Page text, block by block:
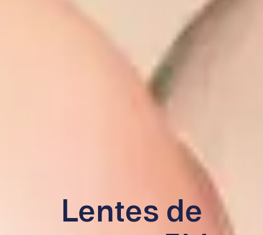
Lentes de